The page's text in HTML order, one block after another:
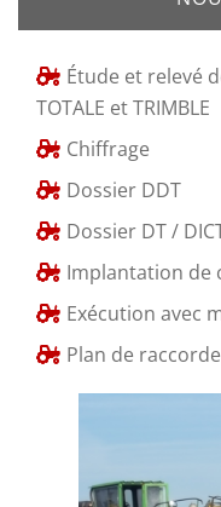
Étude et relevé
TOTALE et TRIMBLE
Chiffrage
Dossier DDT
Dossier DT /
Implantation de
Exécution avec
Plan de